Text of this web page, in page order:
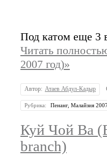
Под катом еще 3
Читать
2007 год)»
Автор: Атаев Абдул-Кадыр
Рубрика: Пенанг, Малайзия
Куй Чой Ва
branch)